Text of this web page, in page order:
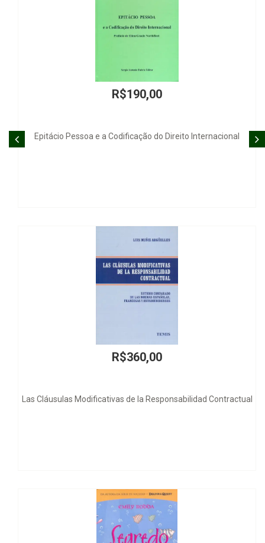
R$10,00
Habilitação de Crédito (em falências e concordatas)
R$55,00
Juizados Especiais Cíveis - Provas Técnicas e Perspectivas